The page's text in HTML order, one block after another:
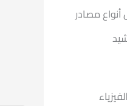
أنواع مصادر